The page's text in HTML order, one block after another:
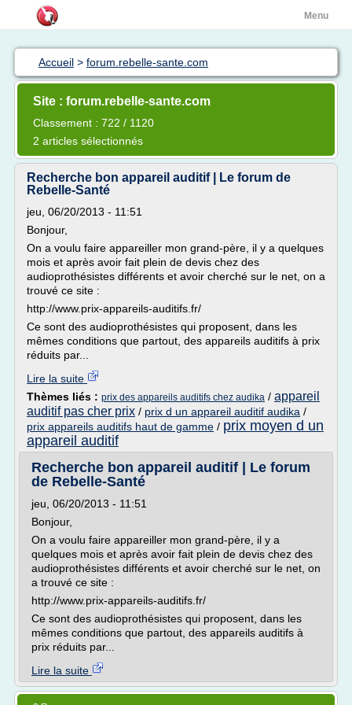
Menu
Accueil > forum.rebelle-sante.com
Site : forum.rebelle-sante.com
Classement : 722 / 1120
2 articles sélectionnés
Recherche bon appareil auditif | Le forum de
Rebelle-Santé
jeu, 06/20/2013 - 11:51
Bonjour,
On a voulu faire appareiller mon grand-père, il y a quelques
mois et après avoir fait plein de devis chez des
audioprothésistes différents et avoir cherché sur le net, on a
trouvé ce site :
http://www.prix-appareils-auditifs.fr/
Ce sont des audioprothésistes qui proposent, dans les
mêmes conditions que partout, des appareils auditifs à prix
réduits par...
Lire la suite
Thèmes liés : prix des appareils auditifs chez audika / appareil
auditif pas cher prix / prix d un appareil auditif audika /
prix appareils auditifs haut de gamme / prix moyen d un
appareil auditif
Recherche bon appareil auditif | Le forum
de Rebelle-Santé
jeu, 06/20/2013 - 11:51
Bonjour,
On a voulu faire appareiller mon grand-père, il y a
quelques mois et après avoir fait plein de devis chez des
audioprothésistes différents et avoir cherché sur le net, on
a trouvé ce site :
http://www.prix-appareils-auditifs.fr/
Ce sont des audioprothésistes qui proposent, dans les
mêmes conditions que partout, des appareils auditifs à
prix réduits par...
Lire la suite